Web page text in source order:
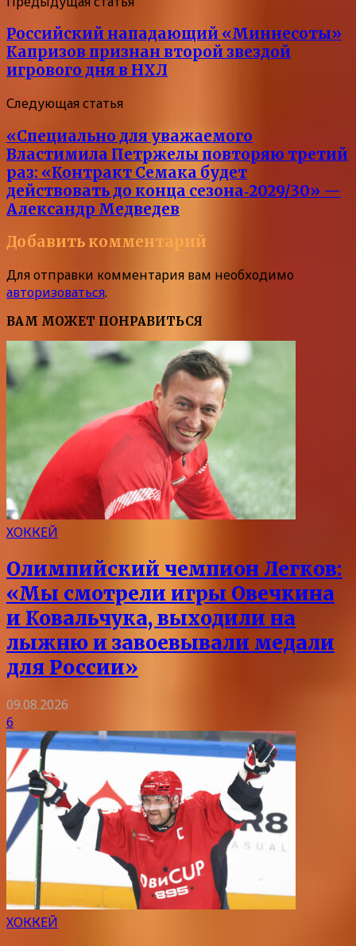
Российский нападающий «Миннесоты»
Капризов признан второй звездой
игрового дня в НХЛ
Следующая статья
«Специально для уважаемого
Властимила Петржелы повторяю третий
раз: «Контракт Семака будет
действовать до конца сезона‑2029/30» —
Александр Медведев
Добавить комментарий
Для отправки комментария вам необходимо
авторизоваться.
ВАМ МОЖЕТ ПОНРАВИТЬСЯ
ХОККЕЙ
Олимпийский чемпион Легков:
«Мы смотрели игры Овечкина
и Ковальчука, выходили на
лыжню и завоевывали медали
для России»
09.08.2026
6
ХОККЕЙ